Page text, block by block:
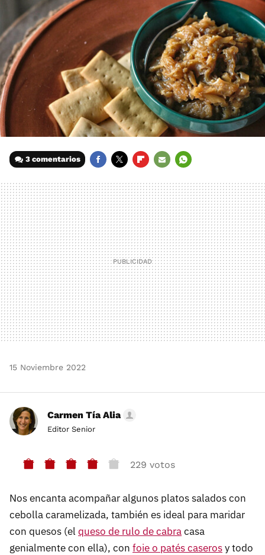
3 comentarios
MAIL
15 Noviembre 2022
Carmen Tía Alia
Editor Senior
229 votos
Nos encanta acompañar algunos platos salados con
cebolla caramelizada, también es ideal para maridar
con quesos (el queso de rulo de cabracasa
genialmente con ella), con foie o patés caserosy todo